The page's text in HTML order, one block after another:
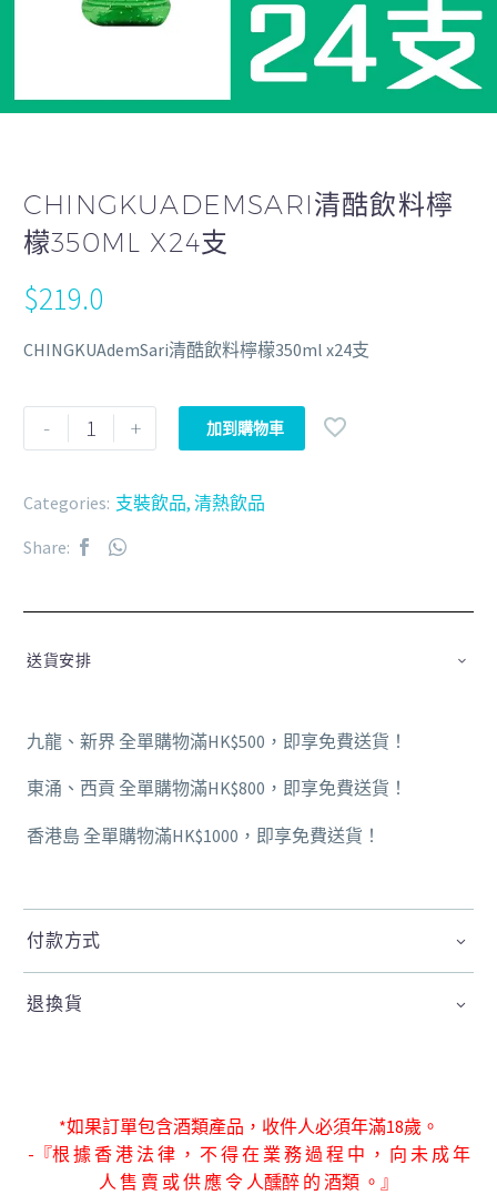
CHINGKUADEMSARI清酷飲料檸
檬350ML X24支
$219.0
CHINGKUAdemSari清酷飲料檸檬350ml x24支
- + 加到購物車
Categories: 支裝飲品, 清熱飲品
Share:
送貨安排
九龍、新界 全單購物滿HK$500，即享免費送貨！
東涌、西貢 全單購物滿HK$800，即享免費送貨！
香港島 全單購物滿HK$1000，即享免費送貨！
付款方式
退換貨
*如果訂單包含酒類產品，收件人必須年滿18歲。
-『根 據 香 港 法 律 ， 不 得 在 業 務 過 程 中 ， 向 未 成 年
人 售 賣 或 供 應 令 人醺醉 的 酒類 。』